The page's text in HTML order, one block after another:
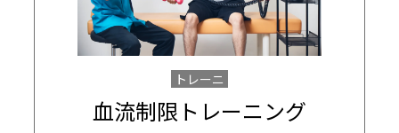
トレーニ
血流制限トレーニング